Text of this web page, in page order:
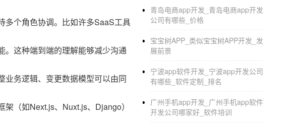
多个角色协调。比如许多SaaS工具
。这种端到端的理解能够减少沟通
业务逻辑、变更数据模型可以由同
（如Next.js、Nuxt.js、Django）
青岛电商app开发_青岛电商app开发
公司有哪些_价格
宝宝树APP_类似宝宝树APP开发_发
展前景
宁波app软件开发_宁波app开发公司
有哪些_软件定制_排名
广州手机app开发_广州手机app软件
开发公司哪家好_软件培训